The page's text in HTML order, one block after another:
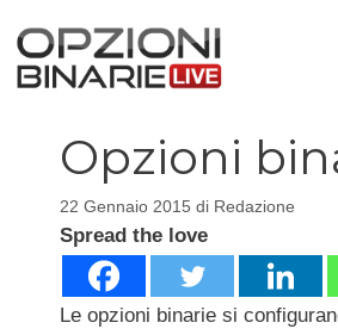
contenuto
Opzioni
22 Gennaio 2015 di Redazione
Spread the love
Le opzioni binarie si